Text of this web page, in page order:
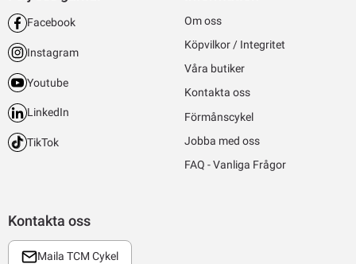
Kontakta oss
Maila TCM Cykel
Facebook
Instagram
Youtube
LinkedIn
TikTok
Om oss
Köpvilkor / Integritet
Våra butiker
Kontakta oss
Förmånscykel
Jobba med oss
FAQ - Vanliga Frågor